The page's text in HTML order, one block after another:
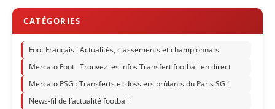
Foot Français : Actualités, classements et championnats
Mercato Foot : Trouvez les infos Transfert football en direct
Mercato PSG : Transferts et dossiers brûlants du Paris SG !
News-fil de l’actualité football